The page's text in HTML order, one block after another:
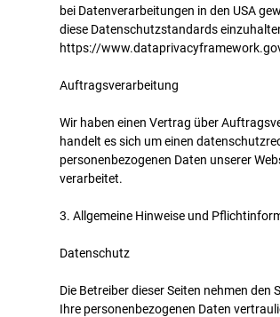
bei Datenverarbeitungen in den USA
diese Datenschutzstandards
https://
Auftragsverarbeitung
Wir haben einen Vertrag über
handelt es sich um einen
personenbezogenen Daten unserer
verarbeitet.
3. Allgemeine Hinweise und
Datenschutz
Die Betreiber dieser Seiten nehmen
Ihre personenbezogenen Daten